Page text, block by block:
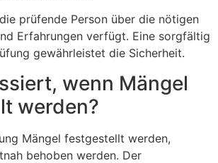
prüfende Person über die nötigen
Erfahrungen verfügt. Eine sorgfältig
gewährleistet die Sicherheit.
wenn Mängel
werden?
Mängel festgestellt werden,
behoben werden. Der